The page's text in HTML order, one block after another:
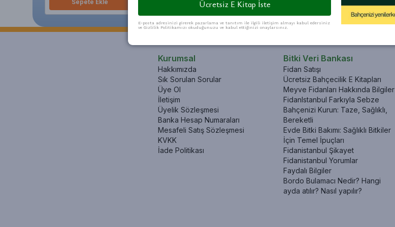
Sepete Ekle Sepete Ekle Sepete Ekle
Kurumsal
Hakkımızda
Sık Sorulan Sorular
Üye Ol
İletişim
Üyelik Sözleşmesi
Banka Hesap Numaraları
Mesafeli Satış Sözleşmesi
KVKK
İade Politikası
Bitki Veri Bankası
Fidan Satışı
Ücretsiz Bahçecilik E Kitapları
Meyve Fidanları Hakkında Bilgiler
FidanIstanbul Farkıyla Sebze
Bahçenizi Kurun: Taze, Sağlıklı,
Bereketli
Evde Bitki Bakımı: Sağlıklı Bitkiler
İçin Temel İpuçları
Fidanistanbul Şikayet
Fidanistanbul Yorumlar
Faydalı Bilgiler
Bordo Bulamacı Nedir? Hangi
ayda atılır? Nasıl yapılır?
Ücretsiz E Kitap İste
E-posta adresinizi girerek pazarlama ve tanıtım ile ilgili iletişim almayı kabul edersiniz
ve Gizlilik Politikamızı okuduğunuzu ve kabul ettiğinizi onaylarsınız.